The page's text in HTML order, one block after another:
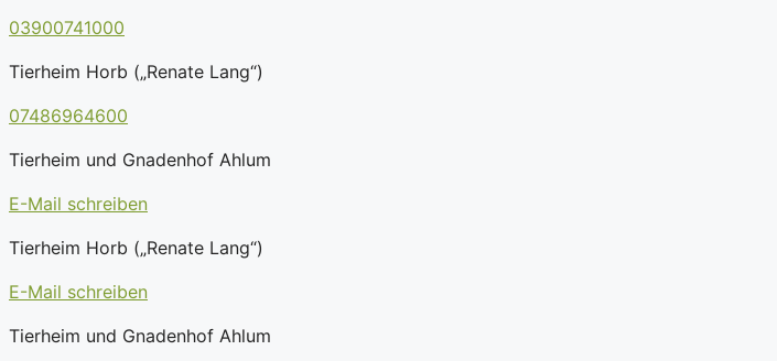
03900741000
Tierheim Horb („Renate Lang“)
07486964600
Tierheim und Gnadenhof Ahlum
E-Mail schreiben
Tierheim Horb („Renate Lang“)
E-Mail schreiben
Tierheim und Gnadenhof Ahlum